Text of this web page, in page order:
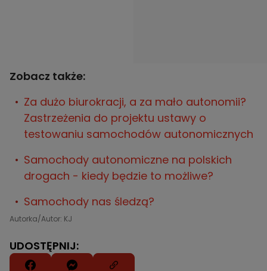
Zobacz także:
Za dużo biurokracji, a za mało autonomii?
Zastrzeżenia do projektu ustawy o
testowaniu samochodów autonomicznych
Samochody autonomiczne na polskich
drogach - kiedy będzie to możliwe?
Samochody nas śledzą?
Autorka/Autor: KJ
UDOSTĘPNIJ: